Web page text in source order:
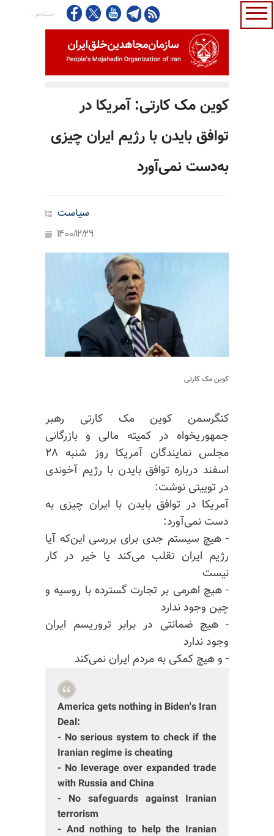
کوین مک کارتی: آمریکا در
توافق بایدن با رژیم ایران چیزی
به‌دست نمی‌آورد
سیاست
1400/12/29
کوین مک کارتی
کنگرسمن کوین مک کارتی رهبر
جمهوریخواه در کمیته مالی و بازرگانی
مجلس نمایندگان آمریکا روز شنبه ۲۸
اسفند درباره توافق بایدن با رژیم آخوندی
در توییتی نوشت:
آمریکا در توافق بایدن با ایران چیزی به
دست نمی‌آورد:
- هیچ سیستم جدی برای بررسی این‌که آیا
رژیم ایران تقلب می‌کند یا خیر در کار
نیست
- هیچ اهرمی بر تجارت گسترده با روسیه و
چین وجود ندارد
- هیچ ضمانتی در برابر تروریسم ایران
وجود ندارد
- و هیچ کمکی به مردم ایران نمی‌کند
America gets nothing in Biden's Iran
Deal:
- No serious system to check if the
Iranian regime is cheating
- No leverage over expanded trade
with Russia and China
- No safeguards against Iranian
terrorism
- And nothing to help the Iranian